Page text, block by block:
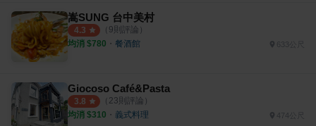
嵩SUNG 台中美村
4.3 （ 9則評論）
均消 $780 ・ 餐酒館
Giocoso Café&Pasta
3.8 （ 23則評論）
均消 $310 ・ 義式料理 474公尺